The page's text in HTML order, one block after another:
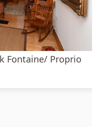
Fontaine/ Proprio